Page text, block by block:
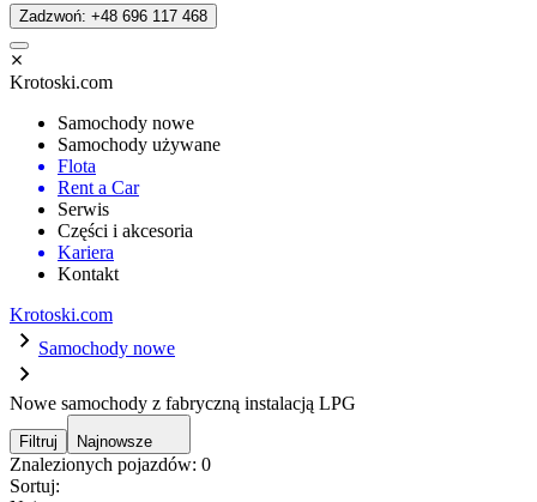
Zadzwoń: +48 696 117 468
Krotoski.com
Samochody nowe
Samochody używane
Flota
Rent a Car
Serwis
Części i akcesoria
Kariera
Kontakt
Krotoski.com
Samochody nowe
Nowe samochody z fabryczną instalacją LPG
Filtruj Najnowsze
Znalezionych pojazdów: 0
Sortuj: